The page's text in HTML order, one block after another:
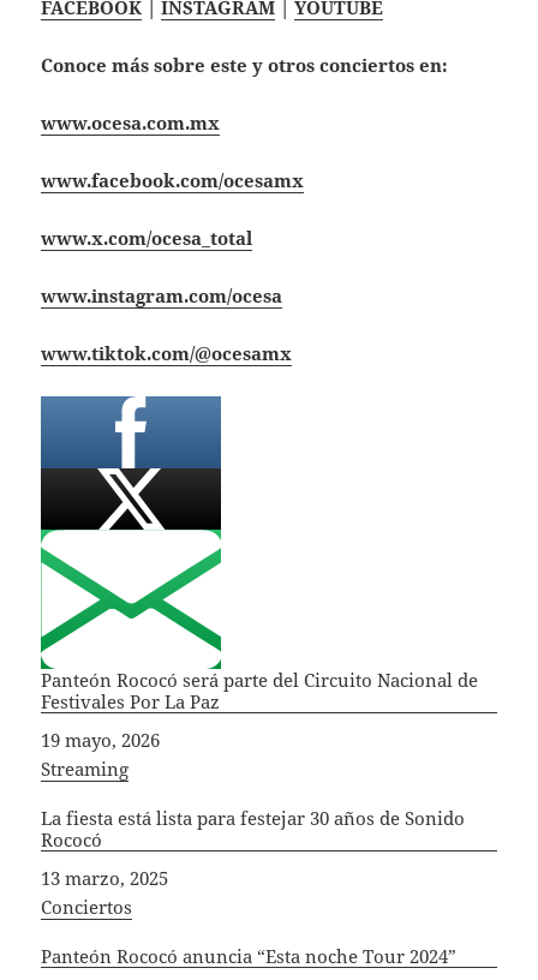
FACEBOOK |INSTAGRAM |YOUTUBE
Conoce más sobre este y otros conciertos en:
www.ocesa.com.mx
www.facebook.com/ocesamx
www.x.com/ocesa_total
www.instagram.com/ocesa
www.tiktok.com/@ocesamx
Panteón Rococó será parte del Circuito Nacional de
Festivales Por La Paz
Fecha
19 mayo, 2026
In relation to
Streaming
La fiesta está lista para festejar 30 años de Sonido
Rococó
Fecha
13 marzo, 2025
In relation to
Conciertos
Panteón Rococó anuncia “Esta noche Tour 2024”